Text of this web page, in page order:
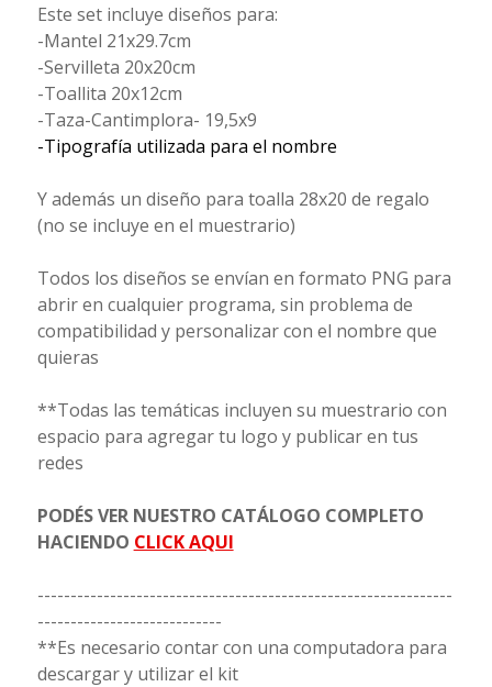
Este set incluye diseños para:
-Mantel 21x29.7cm
-Servilleta 20x20cm
-Toallita 20x12cm
-Taza-Cantimplora- 19,5x9
-Tipografía utilizada para el nombre
Y además un diseño para toalla 28x20 de regalo
(no se incluye en el muestrario)
Todos los diseños se envían en formato PNG para
abrir en cualquier programa, sin problema de
compatibilidad y personalizar con el nombre que
quieras
**Todas las temáticas incluyen su muestrario con
espacio para agregar tu logo y publicar en tus
redes
PODÉS VER NUESTRO CATÁLOGO COMPLETO
HACIENDO CLICK AQUI
---------------------------------------------------------------
----------------------------
**Es necesario contar con una computadora para
descargar y utilizar el kit